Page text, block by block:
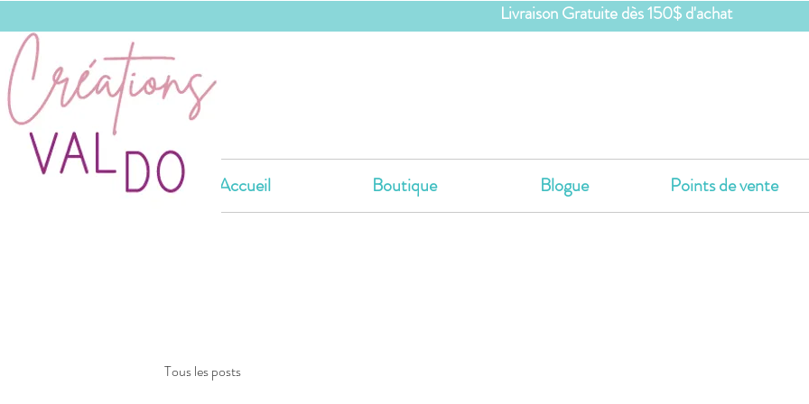
Accueil Boutique Blogue Points de vente
Livraison Gratuite dès 150$ d'achat
Tous les posts